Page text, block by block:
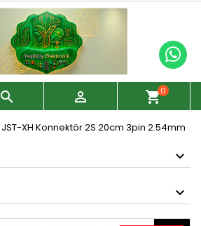
  shopping_cart0
JST-XH Konnektör 2S 20cm 3pin 2.54mm